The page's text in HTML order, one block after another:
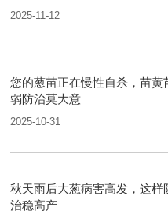
2025-11-12
您的葱苗正在慢性自杀，苗黄
弱防治莫大意
2025-10-31
秋天雨后大葱病害高发，这样
治稳高产